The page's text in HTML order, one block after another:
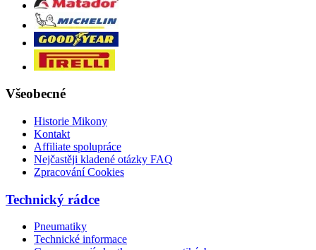
Všeobecné
Historie Mikony
Kontakt
Affiliate spolupráce
Nejčastěji kladené otázky FAQ
Zpracování Cookies
Technický rádce
Pneumatiky
Technické informace